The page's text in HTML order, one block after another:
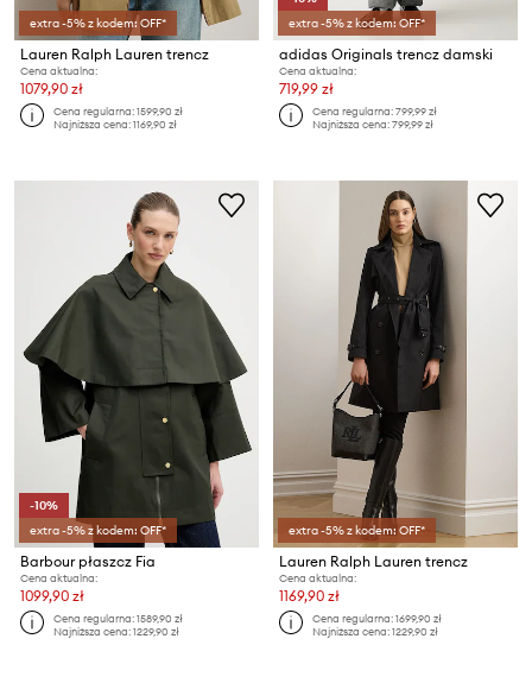
extra -5% z kodem: OFF*
Lauren Ralph Lauren trencz
Cena aktualna:
1079,90 zł
Cena regularna:1599,90 zł
Najniższa cena:1169,90 zł
extra -5% z kodem: OFF*
adidas Originals trencz damski
Cena aktualna:
719,99 zł
Cena regularna:799,99 zł
Najniższa cena:799,99 zł
-10%
extra -5% z kodem: OFF*
Barbour płaszcz Fia
Cena aktualna:
1099,90 zł
Cena regularna:1589,90 zł
Najniższa cena:1229,90 zł
extra -5% z kodem: OFF*
Lauren Ralph Lauren trencz
Cena aktualna:
1169,90 zł
Cena regularna:1699,90 zł
Najniższa cena:1229,90 zł